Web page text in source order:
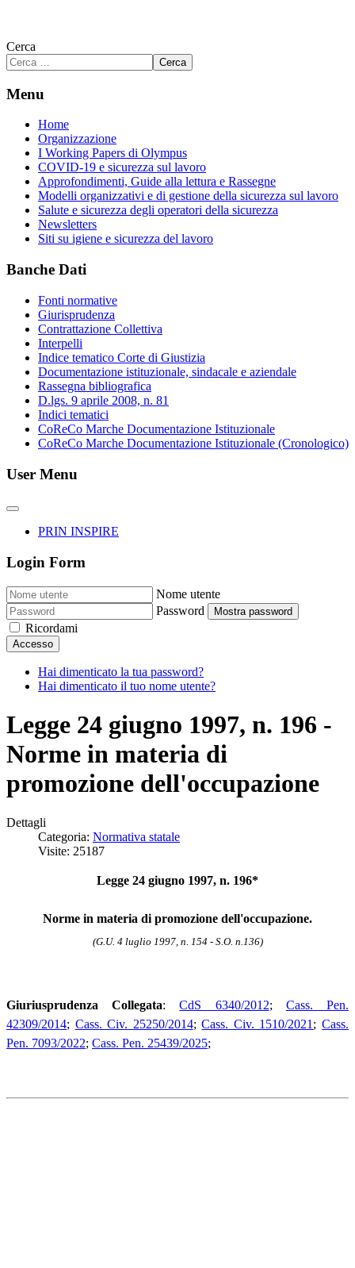
Cerca
Cerca
Menu
Home
Organizzazione
I Working Papers di Olympus
COVID-19 e sicurezza sul lavoro
Approfondimenti, Guide alla lettura e Rassegne
Modelli organizzativi e di gestione della sicurezza sul lavoro
Salute e sicurezza degli operatori della sicurezza
Newsletters
Siti su igiene e sicurezza del lavoro
Banche Dati
Fonti normative
Giurisprudenza
Contrattazione Collettiva
Interpelli
Indice tematico Corte di Giustizia
Documentazione istituzionale, sindacale e aziendale
Rassegna bibliografica
D.lgs. 9 aprile 2008, n. 81
Indici tematici
CoReCo Marche Documentazione Istituzionale
CoReCo Marche Documentazione Istituzionale (Cronologico)
User Menu
PRIN INSPIRE
Login Form
Nome utente
Password
Mostra password
Ricordami
Accesso
Hai dimenticato la tua password?
Hai dimenticato il tuo nome utente?
Legge 24 giugno 1997, n. 196 -
Norme in materia di
promozione dell'occupazione
Dettagli
Categoria: Normativa statale
Visite: 25187
Legge 24 giugno 1997, n. 196*
Norme in materia di promozione dell'occupazione.
(G.U. 4 luglio 1997, n. 154 - S.O. n.136)
Giuriusprudenza Collegata:CdS 6340/2012; Cass. Pen.
42309/2014; Cass. Civ. 25250/2014;Cass. Civ. 1510/2021 ;Cass.
Pen. 7093/2022; Cass. Pen. 25439/2025;